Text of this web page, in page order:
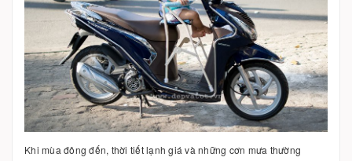
Khi mùa đông đến, thời tiết lạnh giá và những cơn mưa thường